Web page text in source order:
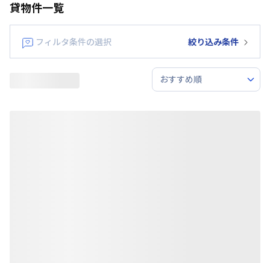
貸物件一覧
フィルタ条件の選択 絞り込み条件